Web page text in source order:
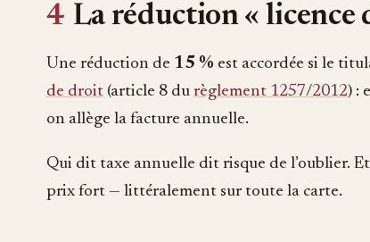
4 La réduction « licence
Une réduction de 15 % est accordée si le
de droit (article 8 du règlement 1257/2012) :
on allège la facture annuelle.
Qui dit taxe annuelle dit risque de l’oublier.
prix fort — littéralement sur toute la carte.